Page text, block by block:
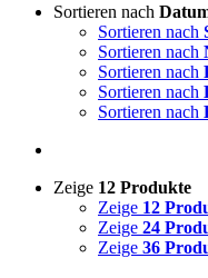
Sortieren nach
Sortieren nach
Sortieren nach
Sortieren nach
Sortieren nach
Sortieren nach
Zeige 12 Produkte
Zeige 12
Zeige 24
Zeige 36